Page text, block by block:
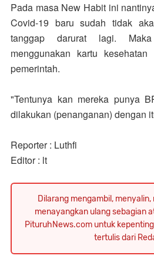
Pada masa New Habit ini
Covid-19 baru sudah tidak
tanggap darurat lagi.
menggunakan kartu
pemerintah.
"Tentunya kan mereka punya
dilakukan (penanganan) dengan
Reporter : Luthfi
Editor : lt
Dilarang mengambil,
menayangkan ulang sebagian
PituruhNews.com untuk
tertulis dari